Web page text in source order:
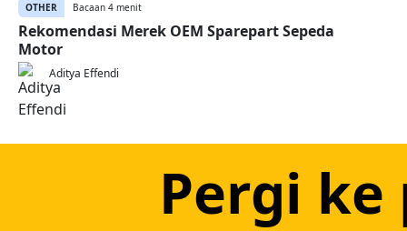
OTHER Bacaan 4 menit
Rekomendasi Merek OEM Sparepart Sepeda
Motor
Aditya Effendi
Pergi